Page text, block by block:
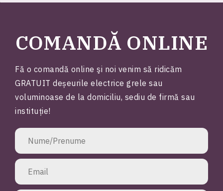
COMANDĂ ONLINE
Fă o comandă online şi noi venim să ridicăm
GRATUIT deșeurile electrice grele sau
voluminoase de la domiciliu, sediu de firmă sau
instituție!